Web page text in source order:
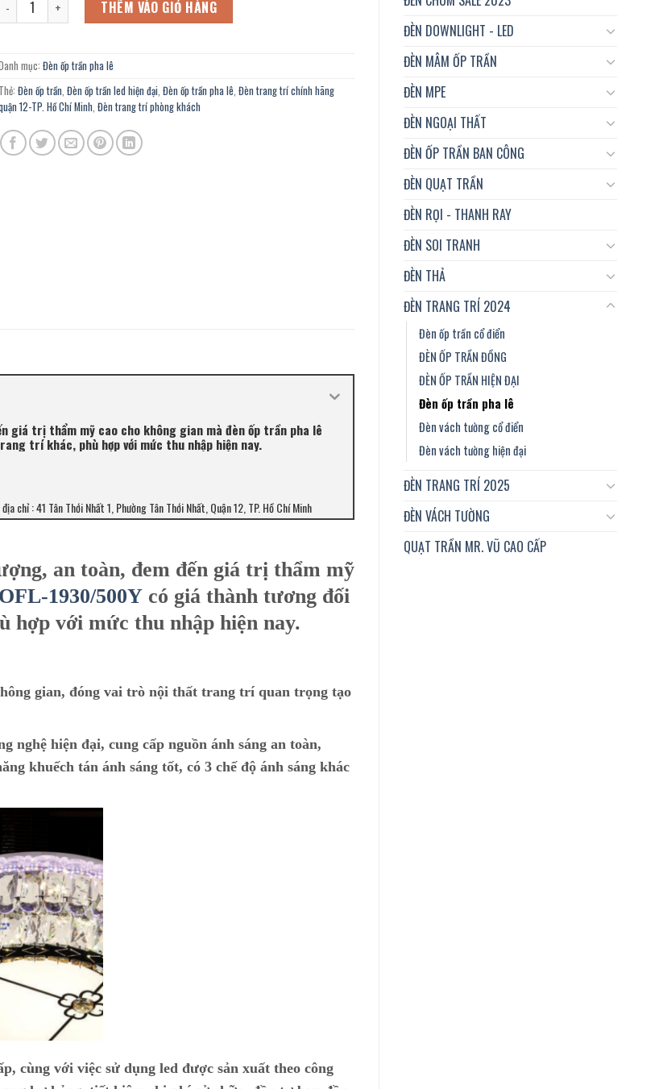
ĐÈN DOWNLIGHT - LED
ĐÈN MÂM ỐP TRẦN
ĐÈN MPE
ĐÈN NGOẠI THẤT
ĐÈN ỐP TRẦN BAN CÔNG
ĐÈN QUẠT TRẦN
ĐÈN RỌI - THANH RAY
ĐÈN SOI TRANH
ĐÈN THẢ
ĐÈN TRANG TRÍ 2024
Đèn ốp trần cổ điển
ĐÈN ỐP TRẦN ĐỒNG
ĐÈN ỐP TRẦN HIỆN ĐẠI
Đèn ốp trần pha lê
Đèn vách tường cổ điển
Đèn vách tường hiện đại
ĐÈN TRANG TRÍ 2025
ĐÈN VÁCH TƯỜNG
QUẠT TRẦN MR. VŨ CAO CẤP
4.212.000 ₫.là:
2.317.000 ₫.
THÊM VÀO GIỎ HÀNG
mục: Đèn ốp trần pha lê
Thẻ: Đèn ốp trần Đèn ốp trần led hiện đại Đèn ốp trần pha lê Đèn trang trí chính hãng
12-TP. Hồ Chí Minh Đèn trang trí phòng khách
giá trị thẩm mỹ cao cho không gian mà đèn ốp trần pha lê
trí khác, phù hợp với mức thu nhập hiện nay.
: 41 Tân Thới Nhất 1, Phường Tân Thới Nhất, Quận 12, TP. Hồ Chí Minh
an toàn, đem đến giá trị thẩm mỹ
1930/500Y có giá thành tương đối
hợp với mức thu nhập hiện nay.
gian, đóng vai trò nội thất trang trí quan trọng tạo
nghệ hiện đại, cung cấp nguồn ánh sáng an toàn,
khuếch tán ánh sáng tốt, có 3 chế độ ánh sáng khác
cùng với việc sử dụng led được sản xuất theo công